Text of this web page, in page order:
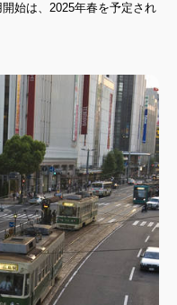
始は、2025年春を予定され